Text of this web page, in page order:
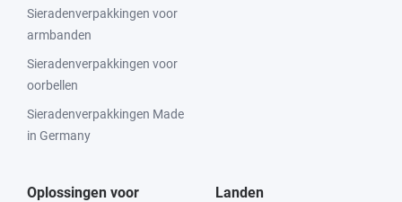
Sieradenverpakkingen voor
armbanden
Sieradenverpakkingen voor
oorbellen
Sieradenverpakkingen Made
in Germany
Oplossingen voor
Landen